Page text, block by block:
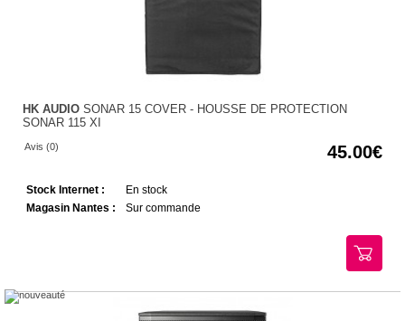
HK AUDIO SONAR 15 COVER - HOUSSE DE PROTECTION
SONAR 115 XI
Avis (0) 45.00
Stock Internet :
En stock
Magasin Nantes :
Sur commande